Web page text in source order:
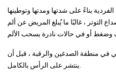
بناءً على شدتها ومدتها وتوطينها
التوتر ، غالبًا ما يُبلغ المريض عن ألم
في منطقة الصدغين والرقبة ، قبل أن